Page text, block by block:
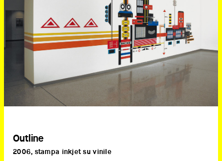
Outline
2006, stampa inkjet su vinile